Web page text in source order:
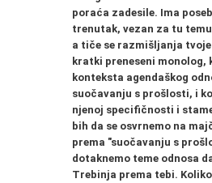
poraća zadesile. Ima
trenutak, vezan za tu
a tiče se razmišljanja tvoje
kratki preneseni monolog,
konteksta agendaškog
suočavanju s prošlosti, i
njenoj specifičnosti i
bih da se osvrnemo na
prema "suočavanju s
dotaknemo teme odnosa
Trebinja prema tebi.